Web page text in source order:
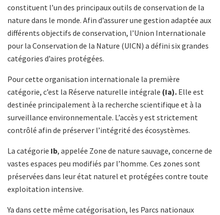
constituent l’un des principaux outils de conservation de la
nature dans le monde. Afin d’assurer une gestion adaptée aux
différents objectifs de conservation, l’Union Internationale
pour la Conservation de la Nature (UICN) a défini six grandes
catégories d’aires protégées.
Pour cette organisation internationale la première
catégorie, c’est la Réserve naturelle intégrale (Ia). Elle est
destinée principalement à la recherche scientifique et à la
surveillance environnementale. L’accès y est strictement
contrôlé afin de préserver l’intégrité des écosystèmes.
La catégorie Ib, appelée Zone de nature sauvage, concerne de
vastes espaces peu modifiés par l’homme. Ces zones sont
préservées dans leur état naturel et protégées contre toute
exploitation intensive.
Ya dans cette même catégorisation, les Parcs nationaux